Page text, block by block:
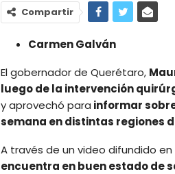
Compartir
Carmen Galván
El gobernador de Querétaro,
luego de la intervención
y aprovechó para informar
semana en distintas regiones
A través de un video difundido
encuentra en buen estado de